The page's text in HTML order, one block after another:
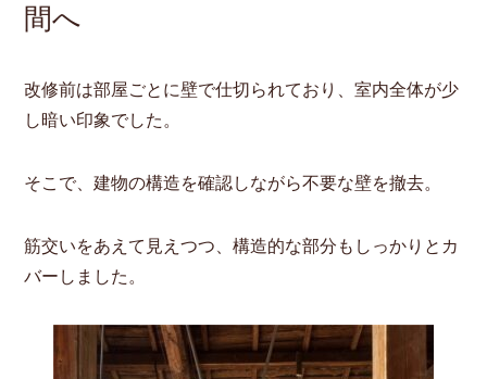
間へ
改修前は部屋ごとに壁で仕切られており、室内全体が少
し暗い印象でした。
そこで、建物の構造を確認しながら不要な壁を撤去。
筋交いをあえて見えつつ、構造的な部分もしっかりとカ
バーしました。